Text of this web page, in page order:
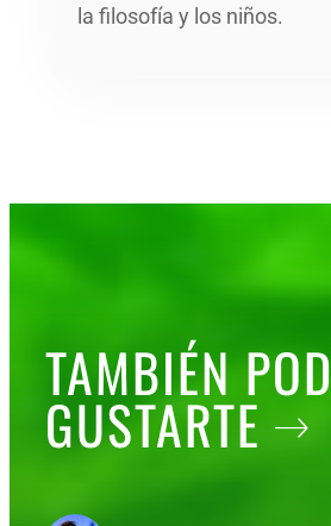
la filosofía y los niños.
TAMBIÉN
GUSTARTE